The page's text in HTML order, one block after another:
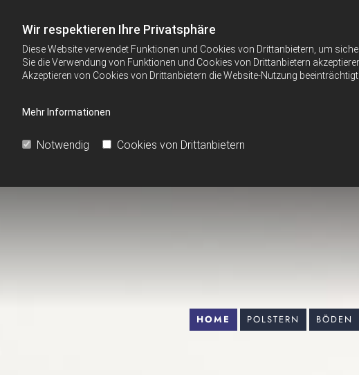
Wir respektieren Ihre Privatsphäre
Diese Website verwendet Funktionen und Cookies von Drittanbietern, um
Sie die Verwendung von Funktionen und Cookies von Drittanbietern
Akzeptieren von Cookies von Drittanbietern die Website-Nutzung beeinträchtigt.
Mehr Informationen
Notwendig Cookies von Drittanbietern
HOME POLSTERN BÖDEN